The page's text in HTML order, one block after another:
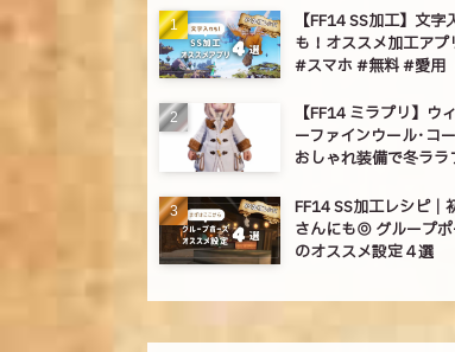
【FF14 SS加工】文字
も！オススメ加工アプ
#スマホ #無料 #愛用
【FF14 ミラプリ】ウ
ーファインウール･コ
おしゃれ装備で冬ララ
FF14 SS加工レシピ｜
さんにも◎ グループ
のオススメ設定４選